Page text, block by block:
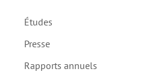
Études
Presse
Rapports annuels